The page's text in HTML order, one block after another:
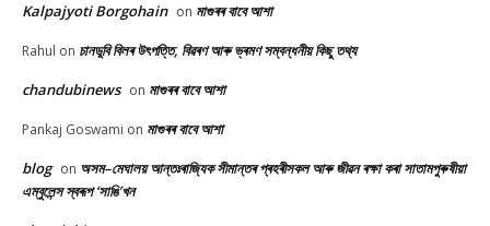
Kalpajyoti Borgohain on মাগুৰৰ বাবে আশা
Rahul on চানডুবি বিলৰ উৎপত্তি, বিৱৰণ আৰু ভ্ৰমণ সম্বন্ধনীয় কিছু তথ্য
chandubinews on মাগুৰৰ বাবে আশা
Pankaj Goswami on মাগুৰৰ বাবে আশা
blog on অসম–মেঘালয় আন্তঃৰাজ্যিক সীমান্তৰ প্ৰহৰীসকল আৰু জীৱন ৰক্ষা কৰা সাতামপুৰুষীয়া
এম্বুলেন্স স্বৰূপ ‘সাঙি’খন